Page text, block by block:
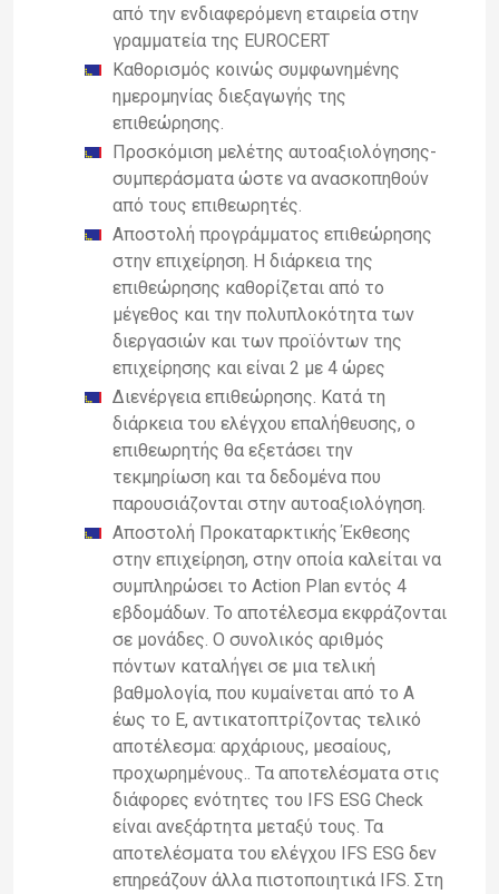
από την ενδιαφερόμενη εταιρεία στην
γραμματεία της EUROCERT
Καθορισμός κοινώς συμφωνημένης
ημερομηνίας διεξαγωγής της
επιθεώρησης.
Προσκόμιση μελέτης αυτοαξιολόγησης-
συμπεράσματα ώστε να ανασκοπηθούν
από τους επιθεωρητές.
Αποστολή προγράμματος επιθεώρησης
στην επιχείρηση. Η διάρκεια της
επιθεώρησης καθορίζεται από το
μέγεθος και την πολυπλοκότητα των
διεργασιών και των προϊόντων της
επιχείρησης και είναι 2 με 4 ώρες
Διενέργεια επιθεώρησης. Κατά τη
διάρκεια του ελέγχου επαλήθευσης, ο
επιθεωρητής θα εξετάσει την
τεκμηρίωση και τα δεδομένα που
παρουσιάζονται στην αυτοαξιολόγηση.
Αποστολή Προκαταρκτικής Έκθεσης
στην επιχείρηση, στην οποία καλείται να
συμπληρώσει το Action Plan εντός 4
εβδομάδων. Το αποτέλεσμα εκφράζονται
σε μονάδες. Ο συνολικός αριθμός
πόντων καταλήγει σε μια τελική
βαθμολογία, που κυμαίνεται από το Α
έως το Ε, αντικατοπτρίζοντας τελικό
αποτέλεσμα: αρχάριους, μεσαίους,
προχωρημένους.. Τα αποτελέσματα στις
διάφορες ενότητες του IFS ESG Check
είναι ανεξάρτητα μεταξύ τους. Τα
αποτελέσματα του ελέγχου IFS ESG δεν
επηρεάζουν άλλα πιστοποιητικά IFS. Στη